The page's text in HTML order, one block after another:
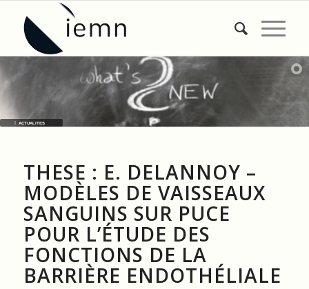
ACTUALITES
THESE : E. DELANNOY –
MODÈLES DE VAISSEAUX
SANGUINS SUR PUCE
POUR L’ÉTUDE DES
FONCTIONS DE LA
BARRIÈRE ENDOTHÉLIALE